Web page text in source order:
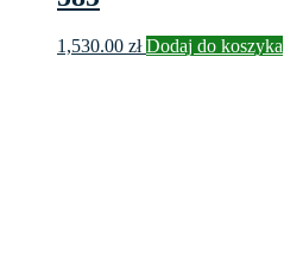
1,530.00 zł Dodaj do koszyka